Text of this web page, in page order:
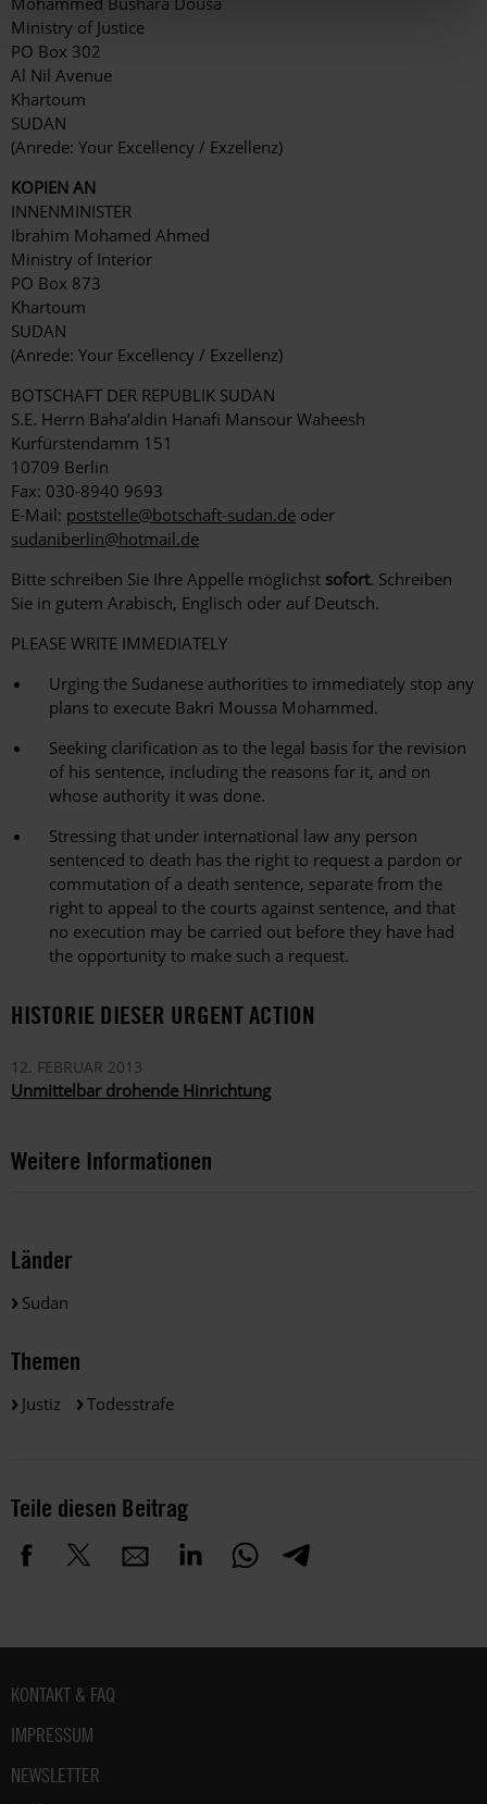
Ministry of Justice
PO Box 302
Al Nil Avenue
Khartoum
SUDAN
(Anrede: Your Excellency / Exzellenz)
KOPIEN AN
INNENMINISTER
Ibrahim Mohamed Ahmed
Ministry of Interior
PO Box 873
Khartoum
SUDAN
(Anrede: Your Excellency / Exzellenz)
BOTSCHAFT DER REPUBLIK SUDAN
S.E. Herrn Baha’aldin Hanafi Mansour Waheesh
Kurfürstendamm 151
10709 Berlin
Fax: 030-8940 9693
E-Mail: poststelle@botschaft-sudan.de oder
sudaniberlin@hotmail.de
Bitte schreiben Sie Ihre Appelle möglichst sofort. Schreiben
Sie in gutem Arabisch, Englisch oder auf Deutsch.
PLEASE WRITE IMMEDIATELY
Urging the Sudanese authorities to immediately stop any
plans to execute Bakri Moussa Mohammed.
Seeking clarification as to the legal basis for the revision
of his sentence, including the reasons for it, and on
whose authority it was done.
Stressing that under international law any person
sentenced to death has the right to request a pardon or
commutation of a death sentence, separate from the
right to appeal to the courts against sentence, and that
no execution may be carried out before they have had
the opportunity to make such a request.
HISTORIE DIESER URGENT ACTION
12. FEBRUAR 2013
Unmittelbar drohende Hinrichtung
Weitere Informationen
Länder
Sudan
Themen
Justiz Todesstrafe
Teile diesen Beitrag
Fußbereich
KONTAKT & FAQ
IMPRESSUM
NEWSLETTER